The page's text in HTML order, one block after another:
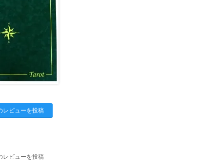
レビューを投稿
レビューを投稿